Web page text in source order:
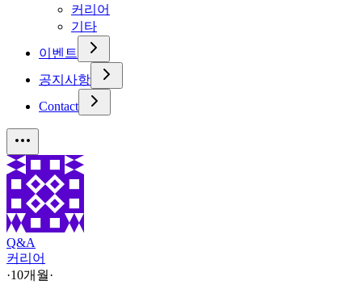
커리어
기타
이벤트
공지사항
Contact
Q&A
커리어
·10개월·